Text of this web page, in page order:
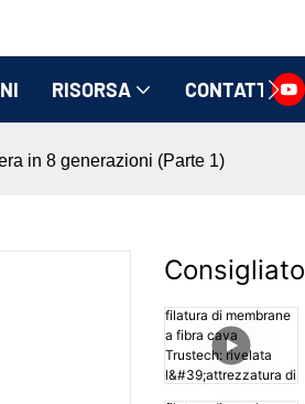
RISORSA CONTATTACI
in 8 generazioni (Parte 1)
Consigliato